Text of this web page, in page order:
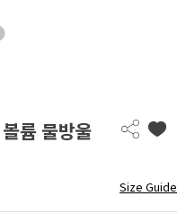
륨 물방울
Size Guide